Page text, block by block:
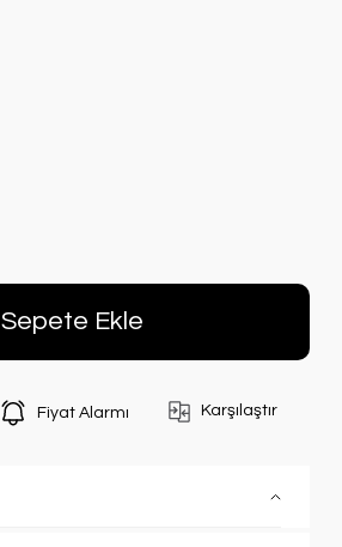
Sepete Ekle
Fiyat Alarmı Karşılaştır